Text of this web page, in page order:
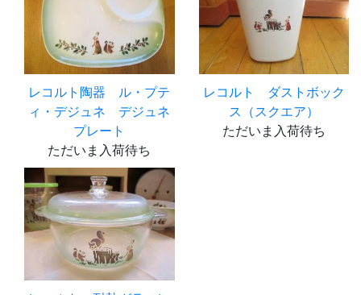
レコルト陶器 ル・プテ
ィ・デジュネ デジュネ
プレート
ただいま入荷待ち
レコルト ダストボック
ス（スクエア）
ただいま入荷待ち